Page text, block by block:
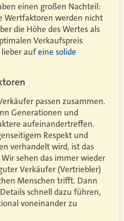
einen großen Nachteil:
Wertfaktoren werden nicht
die Höhe des Wertes als
Verkaufspreis
lieber aufeine solide
passen zusammen.
Generationen und
aufeinandertreffen.
Respekt und
verhandelt wird, ist das
sehen das immer wieder
Verkäufer (Vertriebler)
Menschen trifft. Dann
schnell dazu führen,
voneinander zu